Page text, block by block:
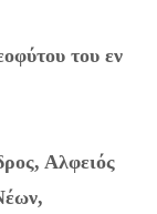
του εν
Αλφειός